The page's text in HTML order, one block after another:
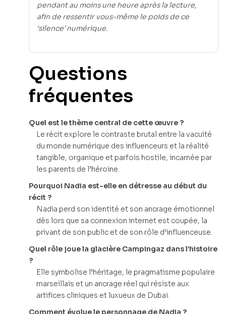
pendant au moins une heure après la lecture,
afin de ressentir vous-même le poids de ce
‘silence’ numérique.
Questions
fréquentes
Quel est le thème central de cette œuvre ?
Le récit explore le contraste brutal entre la vacuité
du monde numérique des influenceurs et la réalité
tangible, organique et parfois hostile, incarnée par
les parents de l’héroïne.
Pourquoi Nadia est-elle en détresse au début du
récit ?
Nadia perd son identité et son ancrage émotionnel
dès lors que sa connexion internet est coupée, la
privant de son public et de son rôle d’influenceuse.
Quel rôle joue la glacière Campingaz dans l’histoire
?
Elle symbolise l’héritage, le pragmatisme populaire
marseillais et un ancrage réel qui résiste aux
artifices cliniques et luxueux de Dubaï.
Comment évolue le personnage de Nadia ?